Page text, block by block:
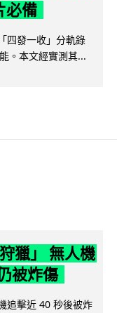
必備
四發一收」分軌錄
。本文經實測其...
獵」 無人機
被炸傷
追擊近 40 秒後被炸